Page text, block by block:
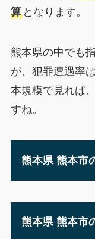
算となります。
熊本県の中でも
が、犯罪遭遇率
本規模で見れば
すね。
熊本県 熊本市
熊本県 熊本市